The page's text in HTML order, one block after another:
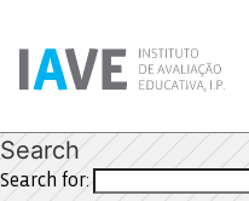
Search
Search for: